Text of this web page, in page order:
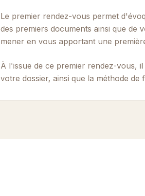
Le premier rendez-vous permet
des premiers documents ainsi que de
mener en vous apportant une
À l'issue de ce premier rendez-vous,
votre dossier, ainsi que la méthode de